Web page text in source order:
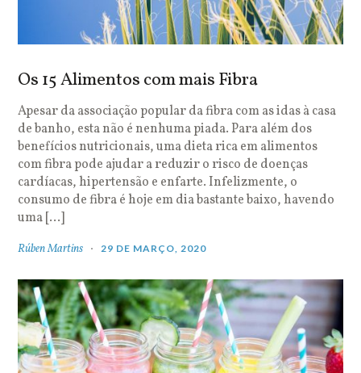
Os 15 Alimentos com mais Fibra
Apesar da associação popular da fibra com as idas à casa
de banho, esta não é nenhuma piada. Para além dos
benefícios nutricionais, uma dieta rica em alimentos
com fibra pode ajudar a reduzir o risco de doenças
cardíacas, hipertensão e enfarte. Infelizmente, o
consumo de fibra é hoje em dia bastante baixo, havendo
uma […]
Rúben Martins 29 DE MARÇO, 2020